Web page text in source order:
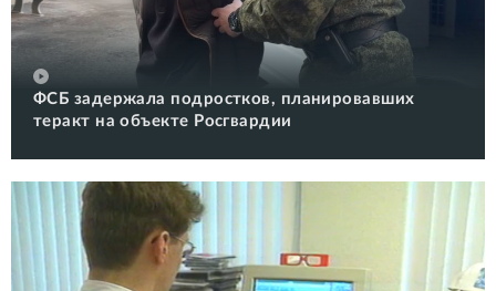
ФСБ задержала подростков, планировавших
теракт на объекте Росгвардии